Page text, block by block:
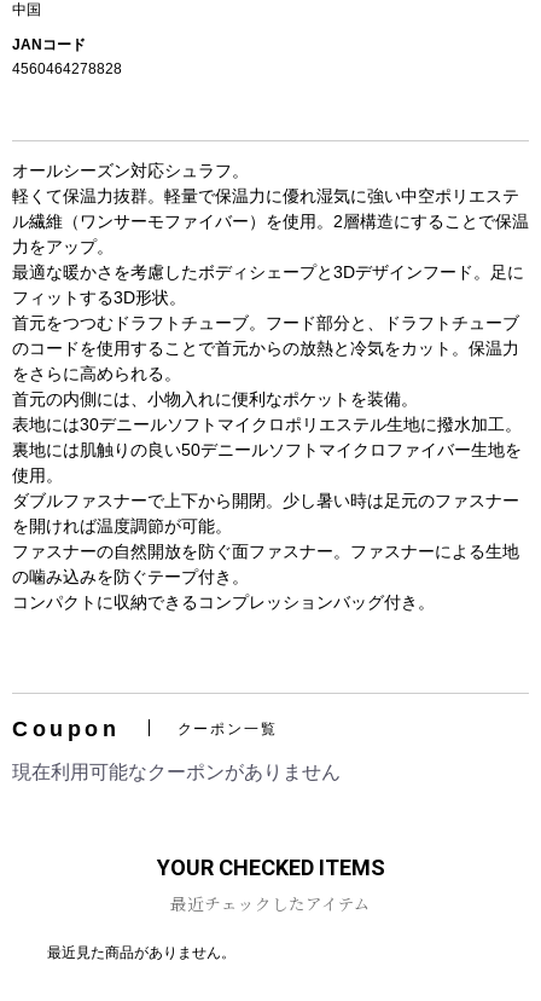
お買い物を続ける カートへ進む
中国
JANコード
4560464278828
オールシーズン対応シュラフ。
軽くて保温力抜群。軽量で保温力に優れ湿気に強い中空ポリエステ
ル繊維（ワンサーモファイバー）を使用。2層構造にすることで保温
力をアップ。
最適な暖かさを考慮したボディシェープと3Dデザインフード。足に
フィットする3D形状。
首元をつつむドラフトチューブ。フード部分と、ドラフトチューブ
のコードを使用することで首元からの放熱と冷気をカット。保温力
をさらに高められる。
首元の内側には、小物入れに便利なポケットを装備。
表地には30デニールソフトマイクロポリエステル生地に撥水加工。
裏地には肌触りの良い50デニールソフトマイクロファイバー生地を
使用。
ダブルファスナーで上下から開閉。少し暑い時は足元のファスナー
を開ければ温度調節が可能。
ファスナーの自然開放を防ぐ面ファスナー。ファスナーによる生地
の噛み込みを防ぐテープ付き。
コンパクトに収納できるコンプレッションバッグ付き。
Coupon クーポン一覧
現在利用可能なクーポンがありません
YOUR CHECKED ITEMS
最近チェックしたアイテム
最近見た商品がありません。